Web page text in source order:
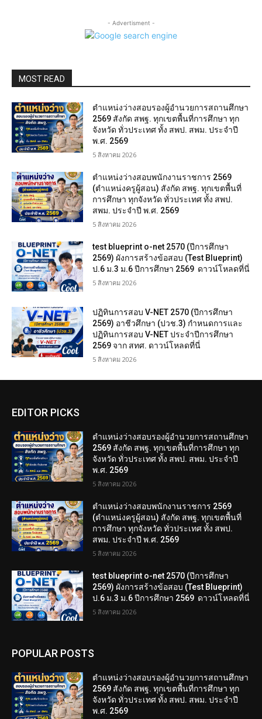
- Advertisment -
MOST READ
ตำแหน่งว่างสอบรองผู้อำนวยการสถานศึกษา
2569 สังกัด สพฐ. ทุกเขตพื้นที่การศึกษา ทุก
จังหวัด ทั่วประเทศ ทั้ง สพป. สพม. ประจำปี
พ.ศ. 2569
5 สิงหาคม 2026
ตำแหน่งว่างสอบพนักงานราชการ 2569
(ตำแหน่งครูผู้สอน) สังกัด สพฐ. ทุกเขตพื้นที่
การศึกษา ทุกจังหวัด ทั่วประเทศ ทั้ง สพป.
สพม. ประจำปี พ.ศ. 2569
5 สิงหาคม 2026
test blueprint o-net 2570 (ปีการศึกษา
2569) ผังการสร้างข้อสอบ (Test Blueprint)
ป.6 ม.3 ม.6 ปีการศึกษา 2569 ดาวน์โหลดที่นี่
5 สิงหาคม 2026
ปฏิทินการสอบ V-NET 2570 (ปีการศึกษา
2569) อาชีวศึกษา (ปวช.3) กำหนดการและ
ปฏิทินการสอบ V-NET ประจำปีการศึกษา
2569 จาก สทศ. ดาวน์โหลดที่นี่
5 สิงหาคม 2026
EDITOR PICKS
ตำแหน่งว่างสอบรองผู้อำนวยการสถานศึกษา
2569 สังกัด สพฐ. ทุกเขตพื้นที่การศึกษา ทุก
จังหวัด ทั่วประเทศ ทั้ง สพป. สพม. ประจำปี
พ.ศ. 2569
5 สิงหาคม 2026
ตำแหน่งว่างสอบพนักงานราชการ 2569
(ตำแหน่งครูผู้สอน) สังกัด สพฐ. ทุกเขตพื้นที่
การศึกษา ทุกจังหวัด ทั่วประเทศ ทั้ง สพป.
สพม. ประจำปี พ.ศ. 2569
5 สิงหาคม 2026
test blueprint o-net 2570 (ปีการศึกษา
2569) ผังการสร้างข้อสอบ (Test Blueprint)
ป.6 ม.3 ม.6 ปีการศึกษา 2569 ดาวน์โหลดที่นี่
5 สิงหาคม 2026
POPULAR POSTS
ตำแหน่งว่างสอบรองผู้อำนวยการสถานศึกษา
2569 สังกัด สพฐ. ทุกเขตพื้นที่การศึกษา ทุก
จังหวัด ทั่วประเทศ ทั้ง สพป. สพม. ประจำปี
พ.ศ. 2569